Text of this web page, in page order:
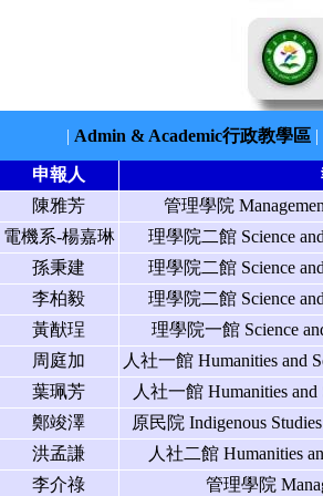
| Admin & Academic行政教學區 |
申報人
陳雅芳
管理學院
電機系-楊嘉琳
理學院二館 Science
孫秉建
理學院二館 Science
李柏毅
理學院二館 Science
黃猷珵
理學院一館 Science
周庭加
人社一館 Humanities and
葉珮芳
人社一館 Humanities
鄭竣澤
原民院 Indigenous
洪孟謙
人社二館 Humanities
李介祿
管理學院